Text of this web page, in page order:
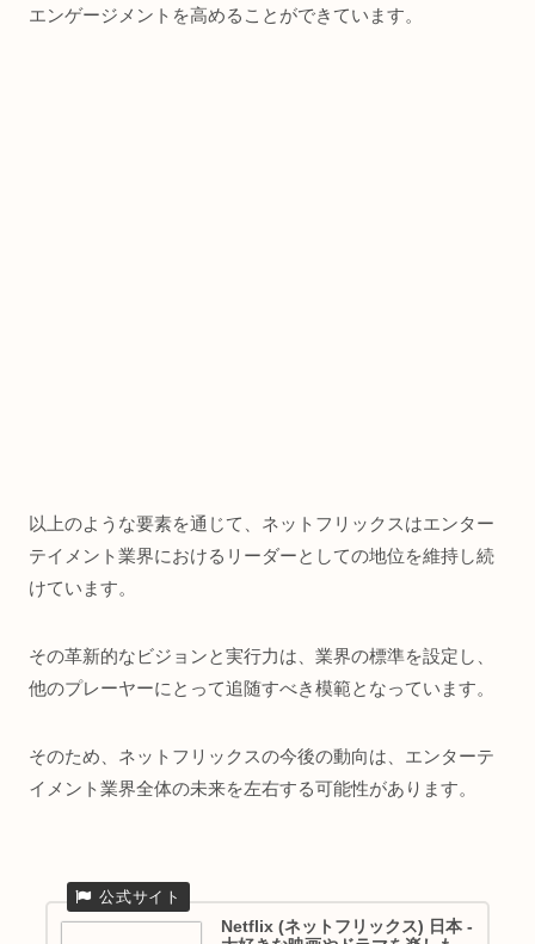
エンゲージメントを高めることができています。
以上のような要素を通じて、ネットフリックスはエンター
テイメント業界におけるリーダーとしての地位を維持し続
けています。
その革新的なビジョンと実行力は、業界の標準を設定し、
他のプレーヤーにとって追随すべき模範となっています。
そのため、ネットフリックスの今後の動向は、エンターテ
イメント業界全体の未来を左右する可能性があります。
Netflix (ネットフリックス) 日本 -